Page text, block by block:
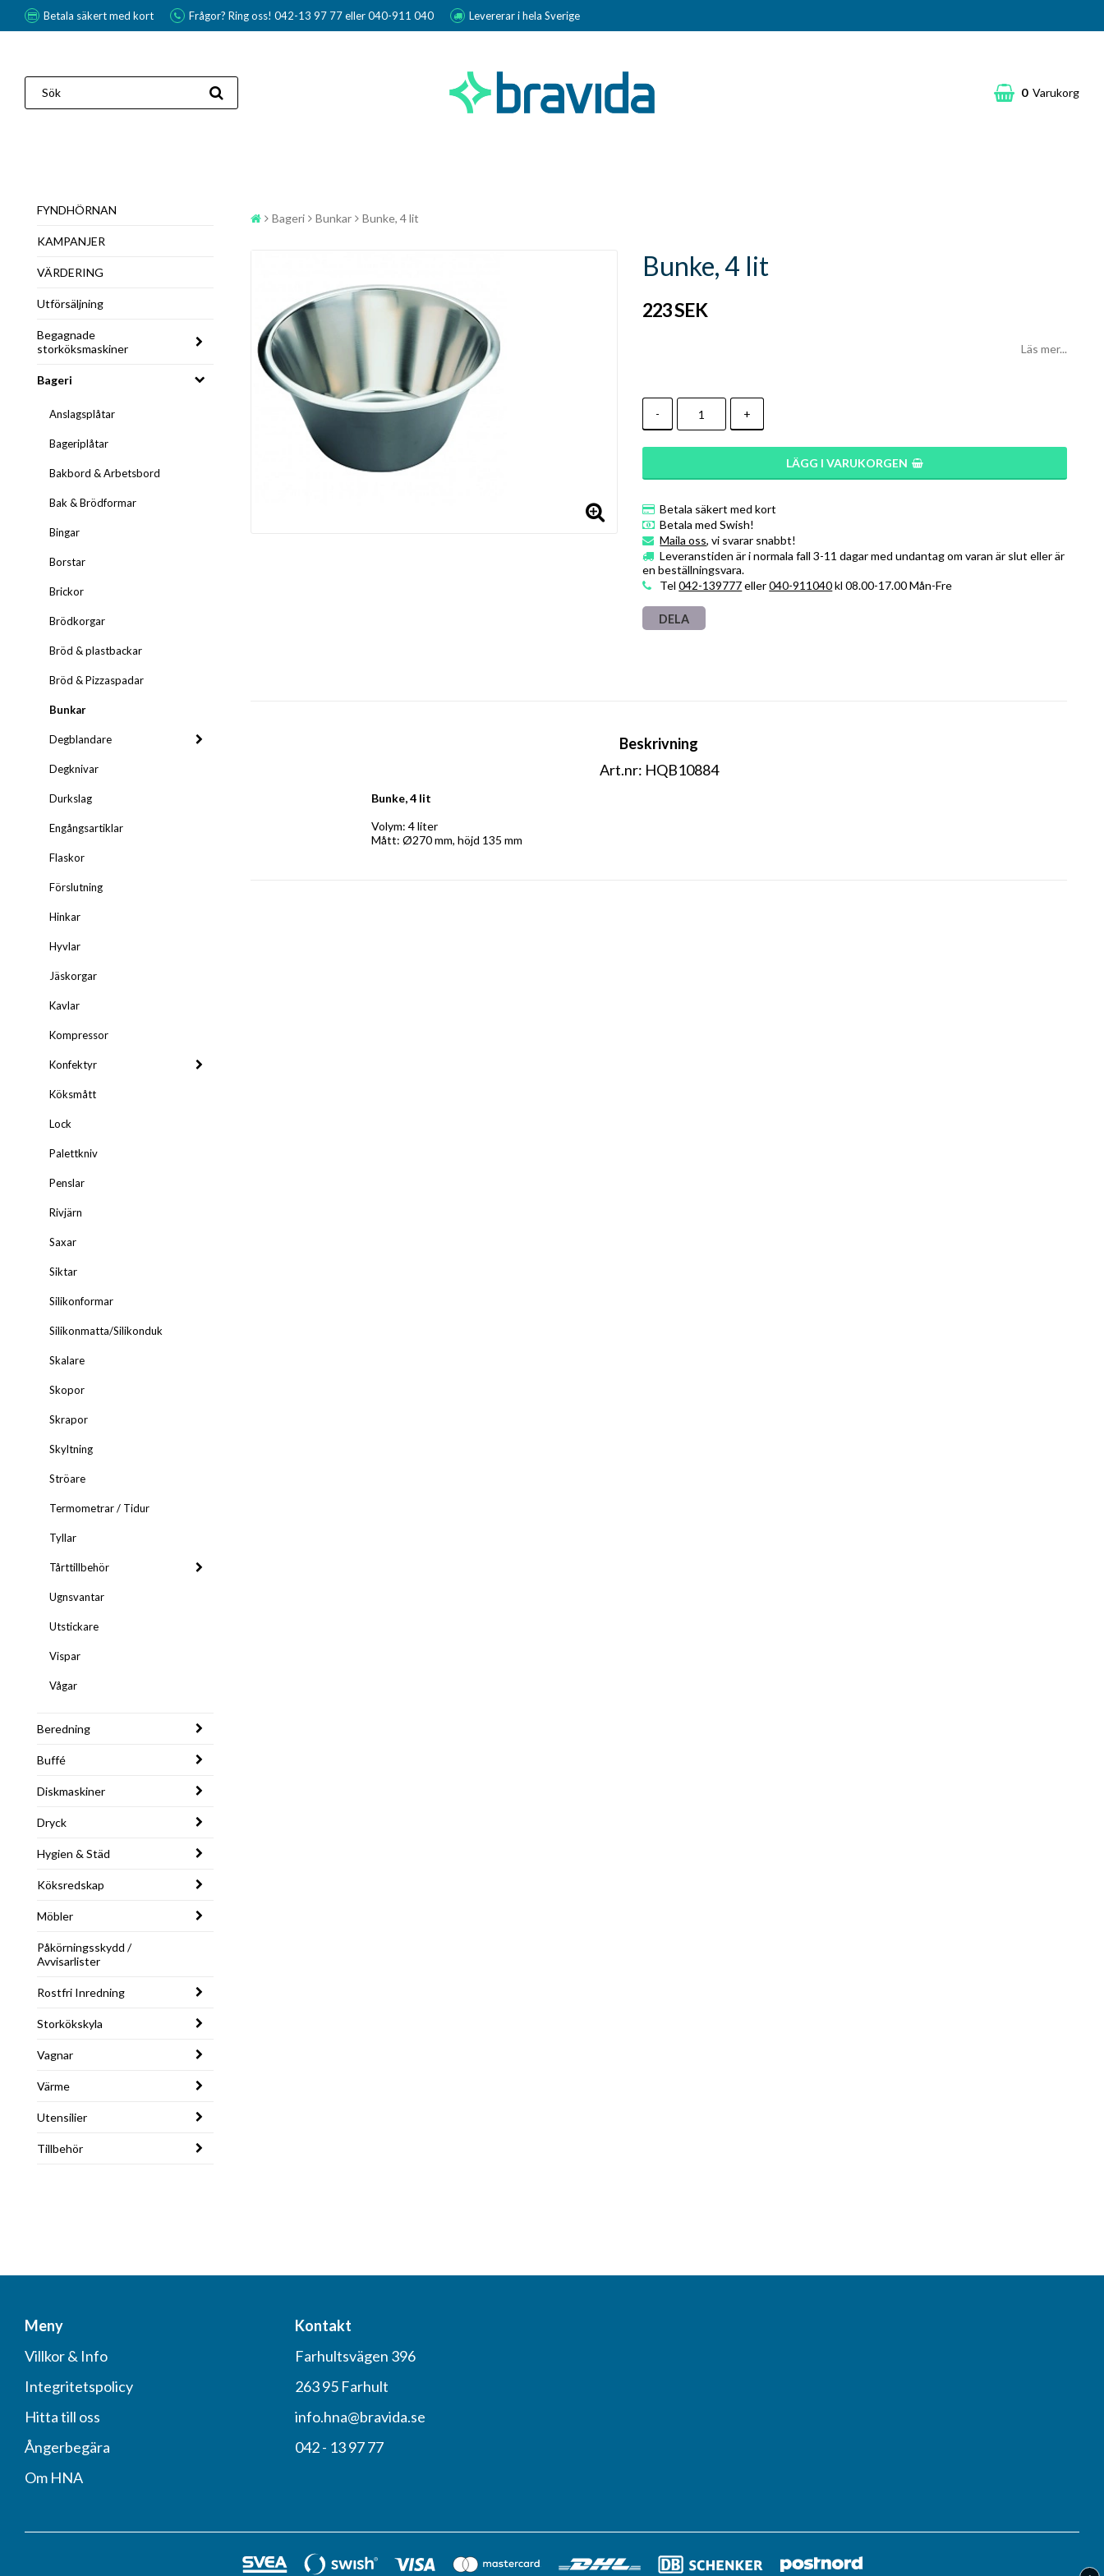
Betala säkert med kort Frågor? Ring oss! 042-13 97 77 eller 040-911 040 Levererar i hela Sverige
0 Varukorg
FYNDHÖRNAN
KAMPANJER
VÄRDERING
Utförsäljning
Begagnade
storköksmaskiner
Bageri
Anslagsplåtar
Bageriplåtar
Bakbord & Arbetsbord
Bak & Brödformar
Bingar
Borstar
Brickor
Brödkorgar
Bröd & plastbackar
Bröd & Pizzaspadar
Bunkar
Degblandare
Degknivar
Durkslag
Engångsartiklar
Flaskor
Förslutning
Hinkar
Hyvlar
Jäskorgar
Kavlar
Kompressor
Konfektyr
Köksmått
Lock
Palettkniv
Penslar
Rivjärn
Saxar
Siktar
Silikonformar
Silikonmatta/Silikonduk
Skalare
Skopor
Skrapor
Skyltning
Ströare
Termometrar / Tidur
Tyllar
Tårttillbehör
Ugnsvantar
Utstickare
Vispar
Vågar
Beredning
Buffé
Diskmaskiner
Dryck
Hygien & Städ
Köksredskap
Möbler
Påkörningsskydd /
Avvisarlister
Rostfri Inredning
Storkökskyla
Vagnar
Värme
Utensilier
Tillbehör
Bageri Bunkar Bunke, 4 lit
Bunke, 4 lit
223 SEK
Läs mer...
- +
LÄGG I VARUKORGEN
Betala säkert med kort
Betala med Swish!
Maila oss, vi svarar snabbt!
Leveranstiden är i normala fall 3-11 dagar med undantag om varan är slut eller är
en beställningsvara.
Tel042-139777eller040-911040kl 08.00-17.00 Mån-Fre
DELA
Beskrivning
Art.nr: HQB10884
Bunke, 4 lit
Volym: 4 liter
Mått: Ø270 mm, höjd 135 mm
Meny
Villkor & Info
Integritetspolicy
Hitta till oss
Ångerbegära
Om HNA
Kontakt
Farhultsvägen 396
263 95 Farhult
info.hna@bravida.se
042 - 13 97 77